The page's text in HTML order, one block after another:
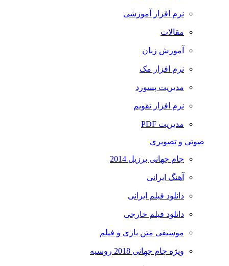
نرم افزار آموزشی
مقالات
آموزش زبان
نرم افزار مک
مدیریت پسورد
نرم افزار تقویم
مدیریت PDF
صوتی و تصویری
جام جهانی برزیل 2014
آهنگ ایرانی
دانلود فیلم ایرانی
دانلود فیلم خارجی
موسیقی متن بازی و فیلم
ویژه جام جهانی 2018 روسیه